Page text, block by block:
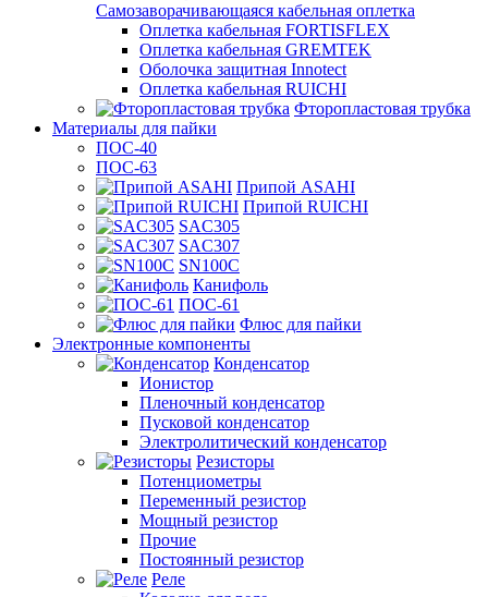
Самозаворачивающаяся кабельная оплетка
Оплетка кабельная FORTISFLEX
Оплетка кабельная GREMTEK
Оболочка защитная Innotect
Оплетка кабельная RUICHI
Фторопластовая трубка
Материалы для пайки
ПОС-40
ПОС-63
Припой ASAHI
Припой RUICHI
SAC305
SAC307
SN100C
Канифоль
ПОС-61
Флюс для пайки
Электронные компоненты
Конденсатор
Ионистор
Пленочный конденсатор
Пусковой конденсатор
Электролитический конденсатор
Резисторы
Потенциометры
Переменный резистор
Мощный резистор
Прочие
Постоянный резистор
Реле